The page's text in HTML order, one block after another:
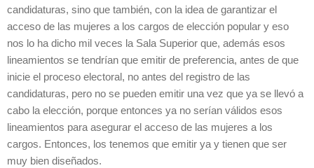
candidaturas, sino que también, con la idea de garantizar el
acceso de las mujeres a los cargos de elección popular y eso
nos lo ha dicho mil veces la Sala Superior que, además esos
lineamientos se tendrían que emitir de preferencia, antes de que
inicie el proceso electoral, no antes del registro de las
candidaturas, pero no se pueden emitir una vez que ya se llevó a
cabo la elección, porque entonces ya no serían válidos esos
lineamientos para asegurar el acceso de las mujeres a los
cargos. Entonces, los tenemos que emitir ya y tienen que ser
muy bien diseñados.